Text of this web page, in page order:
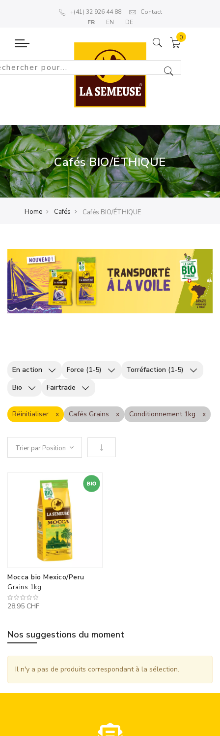
+(41) 32 926 44 88
Contact
FR
EN DE
Cafés BIO/ÉTHIQUE
Home Cafés Cafés BIO/ÉTHIQUE
En action Force (1-5)
Torréfaction (1-5)
Bio
Fairtrade
Réinitialiser Cafés Grains Conditionnement 1kg
Définir le sens descendant
Mocca bio Mexico/Peru
Grains 1kg
28,95 CHF
Nos suggestions du moment
Il n'y a pas de produits correspondant à la sélection.